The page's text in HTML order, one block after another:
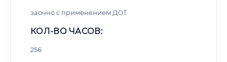
заочно с применением ДОТ
КОЛ-ВО ЧАСОВ:
256